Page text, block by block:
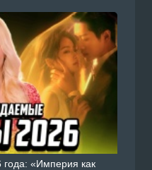
года: «Империя как